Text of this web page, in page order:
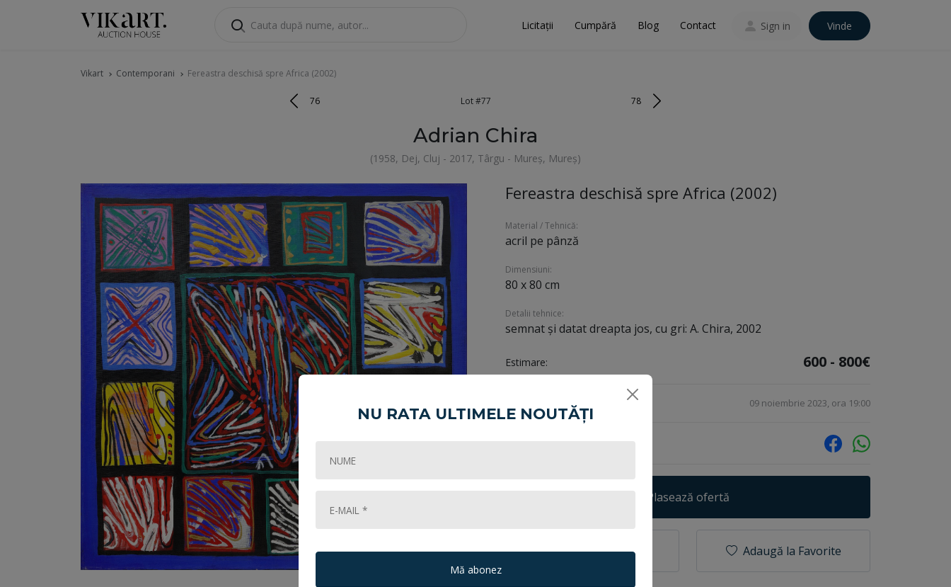
Licitații Cumpără Blog Contact Sign in Vinde
Vikart Contemporani Fereastra deschisă spre Africa (2002)
76 Lot #77 78
Adrian Chira
(1958, Dej, Cluj - 2017, Târgu - Mureș, Mureș)
Fereastra deschisă spre Africa (2002)
Material / Tehnică:
acril pe pânză
Dimensiuni:
80 x 80 cm
Detalii tehnice:
semnat și datat dreapta jos, cu gri: A. Chira, 2002
Estimare: 600 - 800€
09 noiembrie 2023, ora 19:00
Plasează ofertă
Cum cumpăr? Adaugă la Favorite
NU RATA ULTIMELE NOUTĂȚI
Mă abonez